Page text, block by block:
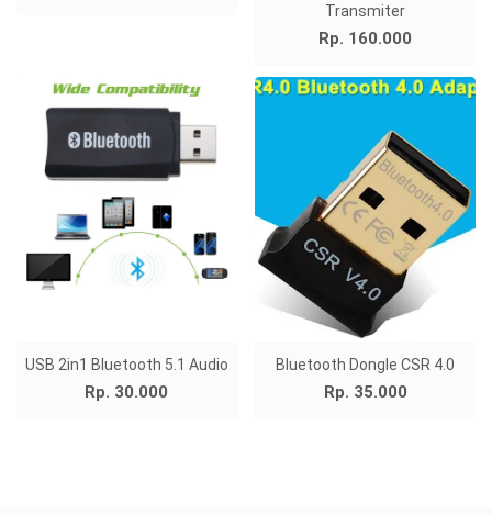
Transmiter
Rp. 160.000
USB 2in1 Bluetooth 5.1 Audio
Rp. 30.000
Bluetooth Dongle CSR 4.0
Rp. 35.000